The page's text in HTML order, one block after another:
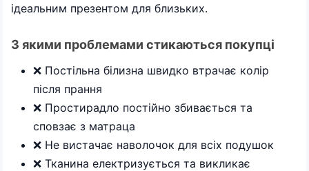
ідеальним презентом для близьких.
З якими проблемами стикаються покупці
❌ Постільна білизна швидко втрачає колір
після прання
❌ Простирадло постійно збивається та
сповзає з матраца
❌ Не вистачає наволочок для всіх подушок
❌ Тканина електризується та викликає